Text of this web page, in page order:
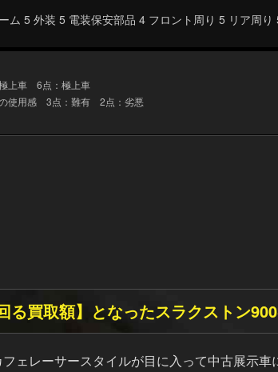
ム 5 外装 5 電装保安部品 4 フロント周り 5 リア周り
上車 6点：極上車
使用感 3点：難有 2点：劣悪
る買取額】となったスラクストン
フェレーサースタイルが目に入って中古展示